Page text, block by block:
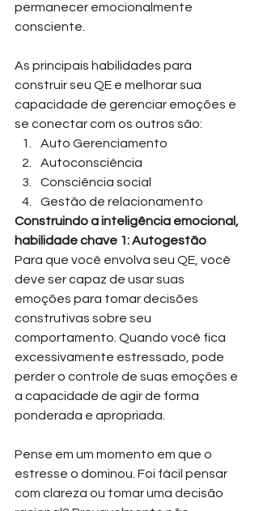
permanecer emocionalmente
consciente.
As principais habilidades para
construir seu QE e melhorar sua
capacidade de gerenciar emoções e
se conectar com os outros são:
Auto Gerenciamento
Autoconsciência
Consciência social
Gestão de relacionamento
Construindo a inteligência emocional,
habilidade chave 1: Autogestão
Para que você envolva seu QE, você
deve ser capaz de usar suas
emoções para tomar decisões
construtivas sobre seu
comportamento. Quando você fica
excessivamente estressado, pode
perder o controle de suas emoções e
a capacidade de agir de forma
ponderada e apropriada.
Pense em um momento em que o
estresse o dominou. Foi fácil pensar
com clareza ou tomar uma decisão